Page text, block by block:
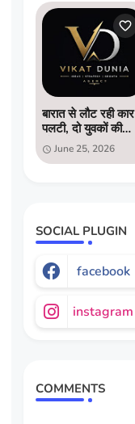
बारात से लौट रही कार
पलटी, दो युवकों की
मौत, दो गंभीर घायल
June 25, 2026
SOCIAL PLUGIN
facebook
instagram
COMMENTS